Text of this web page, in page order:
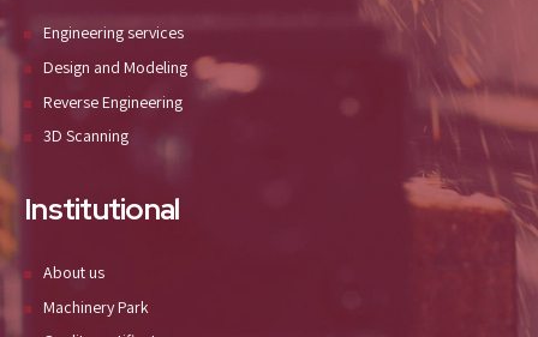
Engineering services
Design and Modeling
Reverse Engineering
3D Scanning
Institutional
About us
Machinery Park